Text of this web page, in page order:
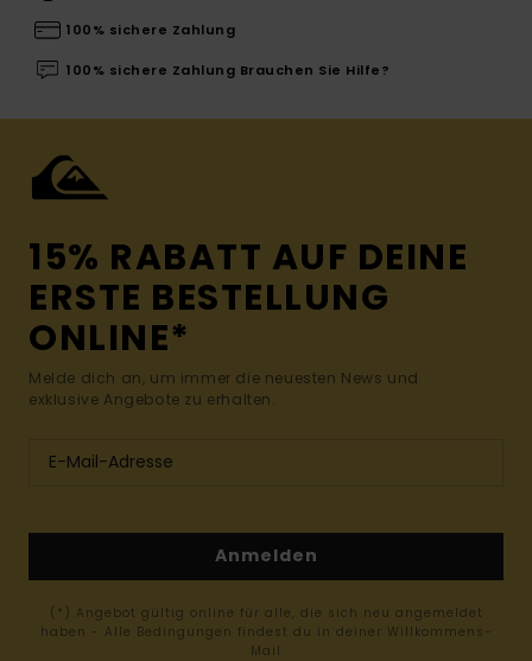
100% sichere Zahlung
100% sichere Zahlung Brauchen Sie Hilfe?
15% RABATT AUF DEINE
ERSTE BESTELLUNG
ONLINE*
Melde dich an, um immer die neuesten News und
exklusive Angebote zu erhalten.
Anmelden
(*) Angebot gültig online für alle, die sich neu angemeldet
haben - Alle Bedingungen findest du in deiner Willkommens-
Mail